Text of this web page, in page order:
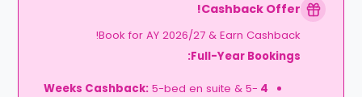
Cashback Offer!
Book for AY 2026/27 & Earn Cashback!
Full-Year Bookings:
4 Weeks Cashback:
5-bed en suite & 5-